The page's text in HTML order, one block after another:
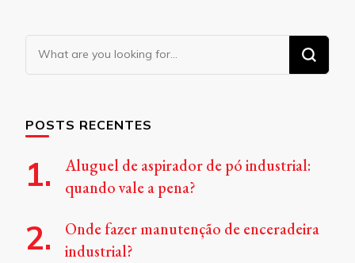
Looking
for
POSTS RECENTES
Aluguel de aspirador de pó industrial:
quando vale a pena?
Onde fazer manutenção de enceradeira
industrial?